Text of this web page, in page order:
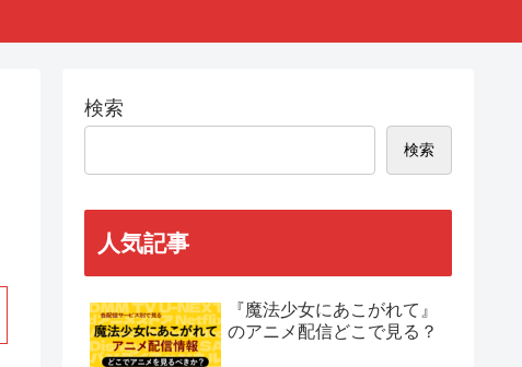
検索
検索
人気記事
『魔法少女にあこがれて』
のアニメ配信どこで見る？